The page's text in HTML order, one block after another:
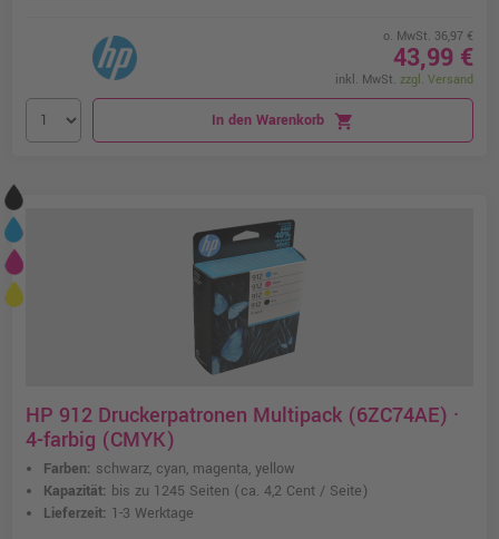
o. MwSt. 36,97 €
43,99 €
inkl. MwSt. zzgl. Versand
In den Warenkorb shopping_cart
HP 912 Druckerpatronen Multipack (6ZC74AE) ·
4-farbig (CMYK)
Farben: schwarz, cyan, magenta, yellow
Kapazität: bis zu 1245 Seiten (ca. 4,2 Cent / Seite)
Lieferzeit: 1-3 Werktage